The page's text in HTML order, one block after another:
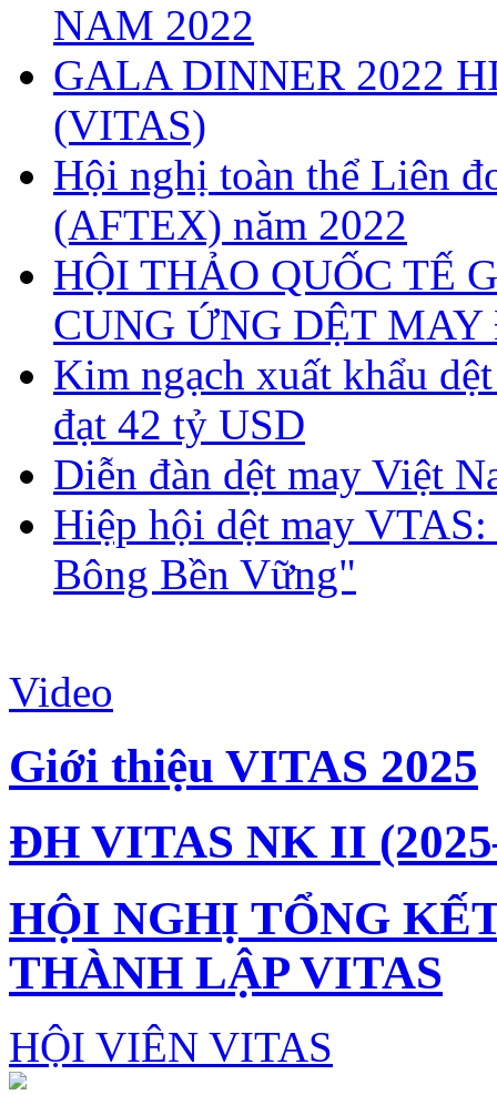
NAM 2022
GALA DINNER 2022
(VITAS)
Hội nghị toàn thể Liên
(AFTEX) năm 2022
HỘI THẢO QUỐC TẾ
CUNG ỨNG DỆT
Kim ngạch xuất khẩu
đạt 42 tỷ USD
Diễn đàn dệt may Việt
Hiệp hội dệt may
Bông Bền Vững"
Video
Giới thiệu VITAS 2025
ĐH VITAS NK II
HỘI NGHỊ TỔNG
THÀNH LẬP VITAS
HỘI VIÊN VITAS